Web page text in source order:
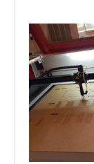
sistemas
preciso